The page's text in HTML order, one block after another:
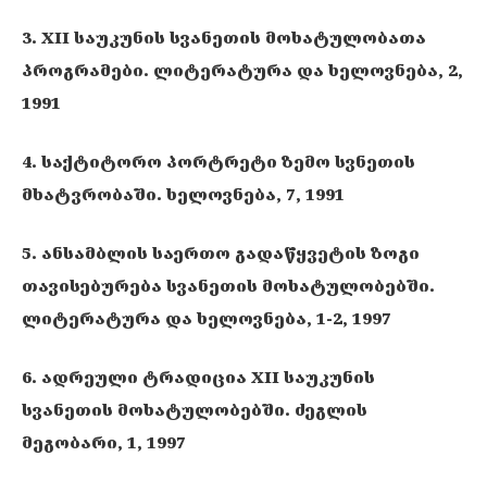
3. XII საუკუნის სვანეთის მოხატულობათა
პროგრამები. ლიტერატურა და ხელოვნება, 2,
1991
4. საქტიტორო პორტრეტი ზემო სვნეთის
მხატვრობაში. ხელოვნება, 7, 1991
5. ანსამბლის საერთო გადაწყვეტის ზოგი
თავისებურება სვანეთის მოხატულობებში.
ლიტერატურა და ხელოვნება, 1-2, 1997
6. ადრეული ტრადიცია XII საუკუნის
სვანეთის მოხატულობებში. ძეგლის
მეგობარი, 1, 1997